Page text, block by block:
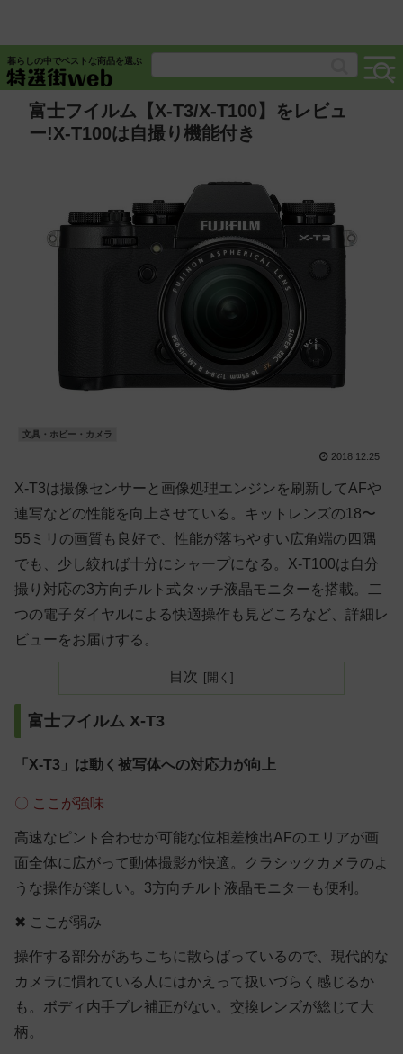
暮らしの中でベストな商品を選ぶ
富士フイルム【X‐T3/X-T100】をレビュ
ー!X-T100は自撮り機能付き
文具・ホビー・カメラ
2018.12.25
X-T3は撮像センサーと画像処理エンジンを刷新してAFや
連写などの性能を向上させている。キットレンズの18〜
55ミリの画質も良好で、性能が落ちやすい広角端の四隅
でも、少し絞れば十分にシャープになる。X-T100は自分
撮り対応の3方向チルト式タッチ液晶モニターを搭載。二
つの電子ダイヤルによる快適操作も見どころなど、詳細レ
ビューをお届けする。
目次
富士フイルム X‐T3
「X-T3」は動く被写体への対応力が向上
〇 ここが強味
高速なピント合わせが可能な位相差検出AFのエリアが画
面全体に広がって動体撮影が快適。クラシックカメラのよ
うな操作が楽しい。3方向チルト液晶モニターも便利。
✖ ここが弱み
操作する部分があちこちに散らばっているので、現代的な
カメラに慣れている人にはかえって扱いづらく感じるか
も。ボディ内手ブレ補正がない。交換レンズが総じて大
柄。